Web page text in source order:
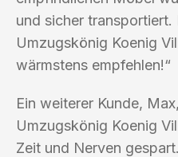
und sicher transportiert.
Umzugskönig Koenig
wärmstens empfehlen!“
Ein weiterer Kunde,
Umzugskönig Koenig
Zeit und Nerven